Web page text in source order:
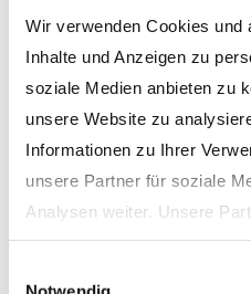
Wir verwenden Cookies und
Inhalte und Anzeigen zu
soziale Medien anbieten zu
unsere Website zu
Informationen zu Ihrer
unsere Partner für soziale
Analysen weiter. Unsere
Informationen
zusammen, die Sie ihnen
eigens dafür gebauten
In der aktuellen
Batteriepacks pro Jahr
möglich sind sogar
Nutzfahrzeuge.
Wie digitale